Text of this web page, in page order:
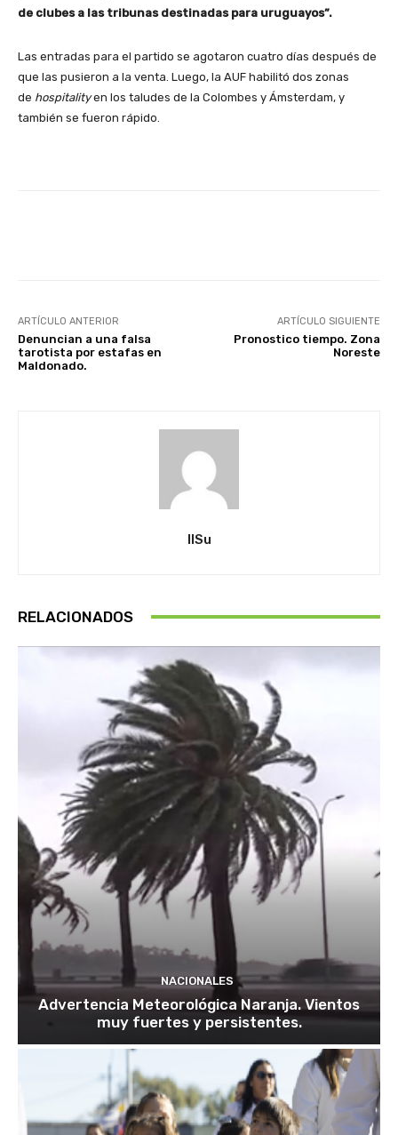
de clubes a las tribunas destinadas para uruguayos”.
Las entradas para el partido se agotaron cuatro días después de
que las pusieron a la venta. Luego, la AUF habilitó dos zonas
de hospitalityen los taludes de la Colombes y Ámsterdam, y
también se fueron rápido.
ARTÍCULO ANTERIOR
Denuncian a una falsa
tarotista por estafas en
Maldonado.
ARTÍCULO SIGUIENTE
Pronostico tiempo. Zona
Noreste
IlSu
RELACIONADOS
NACIONALES
Advertencia Meteorológica Naranja. Vientos
muy fuertes y persistentes.